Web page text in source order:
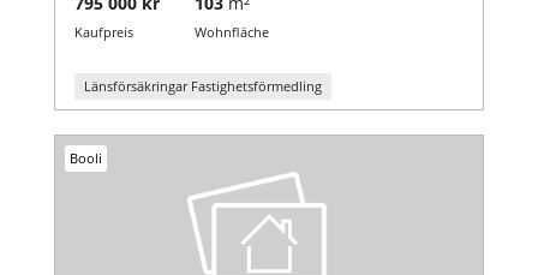
Kaufpreis Wohnfläche
Länsförsäkringar Fastighetsförmedling
Booli